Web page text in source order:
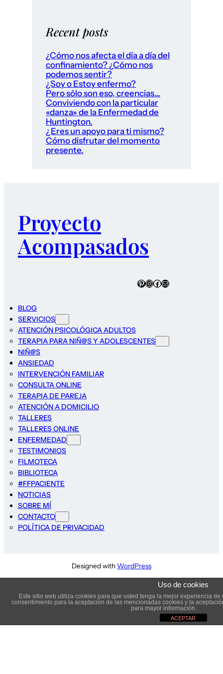
Recent posts
¿Cómo nos afecta el día a día del
confinamiento? ¿Cómo nos
podemos sentir?
¿Soy o Estoy enfermo?
Pero sólo son eso, creencias…
Conviviendo con la particular
«danza» de la Enfermedad de
Huntington.
¿Eres un apoyo para ti mismo?
Cómo disfrutar del momento
presente.
Proyecto
Acompasados
Pinterest
Instagram
Facebook
Correo electrónico
BLOG
SERVICIOS
ATENCIÓN PSICOLÓGICA ADULTOS
TERAPIA PARA NIÑ@S Y ADOLESCENTES
NIÑ@S
ANSIEDAD
INTERVENCIÓN FAMILIAR
CONSULTA ONLINE
TERAPIA DE PAREJA
ATENCIÓN A DOMICILIO
TALLERES
TALLERES ONLINE
ENFERMEDAD
TESTIMONIOS
FILMOTECA
BIBLIOTECA
#FFPACIENTE
NOTICIAS
SOBRE MÍ
CONTACTO
POLÍTICA DE PRIVACIDAD
Designed withWordPress
Uso de cookies
Este sitio web utiliza cookies para que usted tenga la mejor experiencia
consentimiento para la aceptación de las mencionadas cookies y la
para mayor información.
ACEPTAR